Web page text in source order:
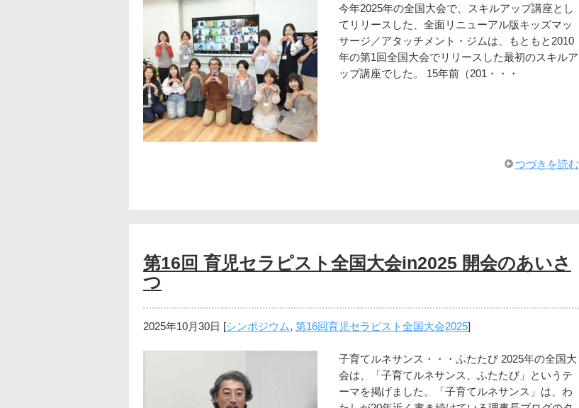
今年2025年の全国大会で、スキルアップ講座とし
てリリースした、全面リニューアル版キッズマッ
サージ／アタッチメント・ジムは、もともと2010
年の第1回全国大会でリリースした最初のスキルア
ップ講座でした。 15年前（201・・・
つづきを読む
第16回 育児セラピスト全国大会in2025 開会のあいさ
つ
2025年10月30日 [シンポジウム, 第16回育児セラピスト全国大会2025]
子育てルネサンス・・・ふたたび 2025年の全国大
会は、「子育てルネサンス、ふたたび」というテ
ーマを掲げました。「子育てルネサンス」は、わ